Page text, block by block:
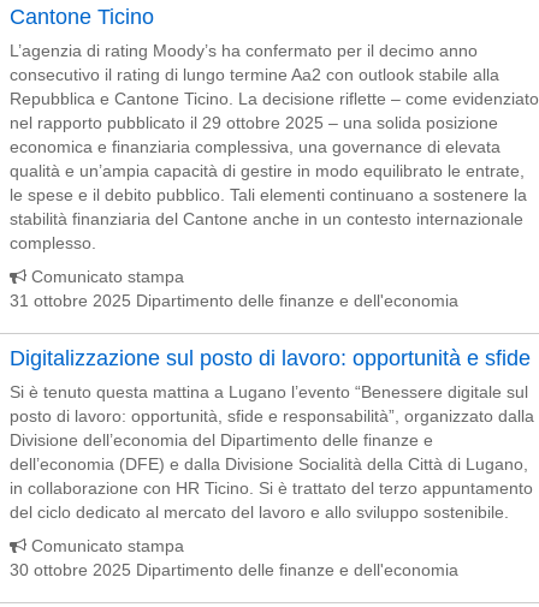
Cantone Ticino
L’agenzia di rating Moody’s ha confermato per il decimo anno
consecutivo il rating di lungo termine Aa2 con outlook stabile alla
Repubblica e Cantone Ticino. La decisione riflette – come evidenziato
nel rapporto pubblicato il 29 ottobre 2025 – una solida posizione
economica e finanziaria complessiva, una governance di elevata
qualità e un’ampia capacità di gestire in modo equilibrato le entrate,
le spese e il debito pubblico. Tali elementi continuano a sostenere la
stabilità finanziaria del Cantone anche in un contesto internazionale
complesso.
Comunicato stampa
31 ottobre 2025 Dipartimento delle finanze e dell'economia
Digitalizzazione sul posto di lavoro: opportunità e sfide
Si è tenuto questa mattina a Lugano l’evento “Benessere digitale sul
posto di lavoro: opportunità, sfide e responsabilità”, organizzato dalla
Divisione dell’economia del Dipartimento delle finanze e
dell’economia (DFE) e dalla Divisione Socialità della Città di Lugano,
in collaborazione con HR Ticino. Si è trattato del terzo appuntamento
del ciclo dedicato al mercato del lavoro e allo sviluppo sostenibile.
Comunicato stampa
30 ottobre 2025 Dipartimento delle finanze e dell'economia